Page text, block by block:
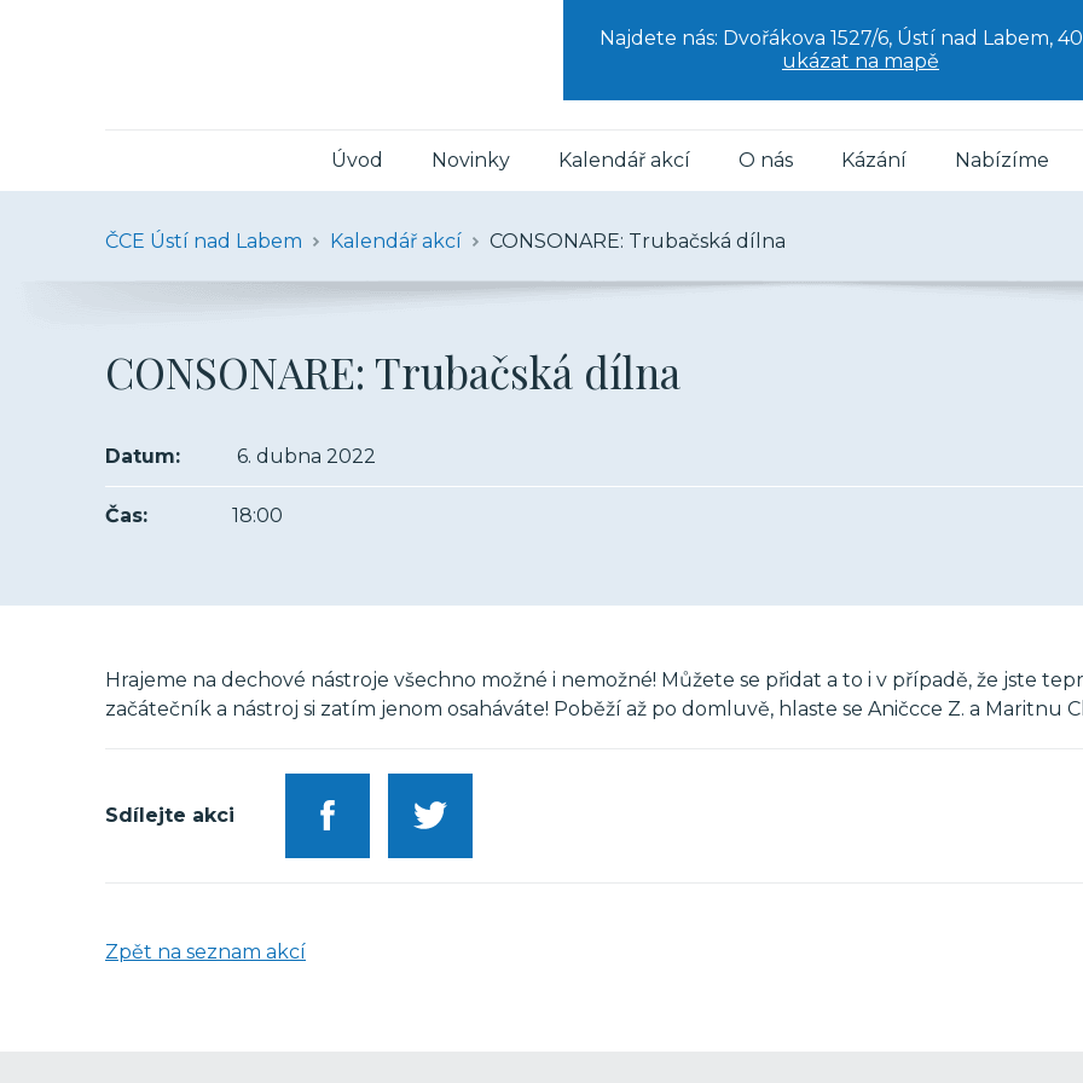
Najdete nás: Dvořákova 1527/6, Ústí nad Labem,
ukázat na mapě
Úvod Novinky Kalendář akcí O nás Kázání Nabízíme
ČCE Ústí nad Labem Kalendář akcí CONSONARE: Trubačská dílna
CONSONARE: Trubačská dílna
Datum: 6. dubna 2022
Čas: 18:00
Hrajeme na dechové nástroje všechno možné i nemožné! Můžete se přidat a to i v případě, že jste
začátečník a nástroj si zatím jenom osaháváte! Poběží až po domluvě, hlaste se Aničcce Z. a Maritnu
Sdílejte akci
Zpět na seznam akcí